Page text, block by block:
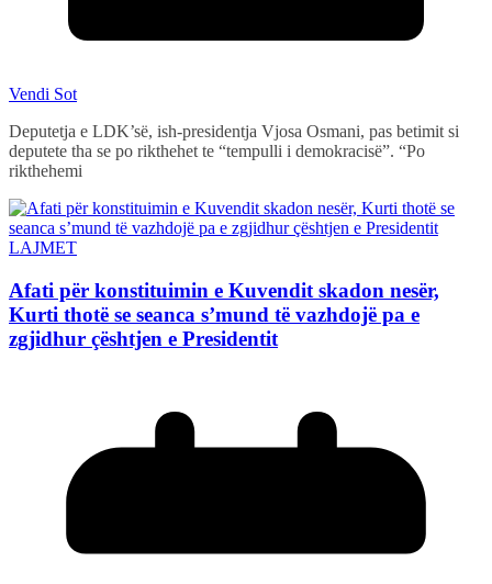
Vendi Sot
Deputetja e LDK’së, ish-presidentja Vjosa Osmani, pas betimit si
deputete tha se po rikthehet te “tempulli i demokracisë”. “Po
rikthehemi
LAJMET
Afati për konstituimin e Kuvendit skadon nesër,
Kurti thotë se seanca s’mund të vazhdojë pa e
zgjidhur çështjen e Presidentit